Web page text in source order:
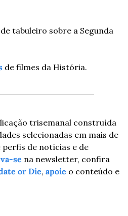
tabuleiro sobre a Segunda
de filmes da História.
trisemanal construída
selecionadas em mais de
de notícias e de
se na newsletter, confira
or Die, apoie